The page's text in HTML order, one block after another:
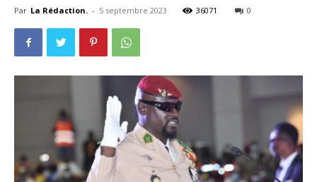
Par La Rédaction. - 5 septembre 2023 36071 0